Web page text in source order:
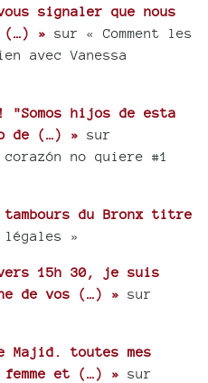
signaler que nous
(…) » sur « Comment les
avec Vanessa
hijos de esta
de (…) » sur
no quiere #1
du Bronx titre
légales »
15h 30, je suis
de vos (…) » sur
Majid. toutes mes
et (…) » sur